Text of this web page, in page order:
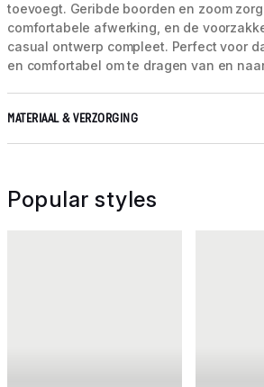
toevoegt. Geribde boorden en zoom
comfortabele afwerking, en de
casual ontwerp compleet. Perfect voor
en comfortabel om te dragen van en
MATERIAAL & VERZORGING
Popular styles